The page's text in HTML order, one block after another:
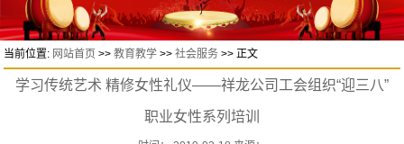
当前位置: 网站首页>>教育教学>>社会服务>> 正文
学习传统艺术 精修女性礼仪——祥龙公司工会组织“迎三八”
职业女性系列培训